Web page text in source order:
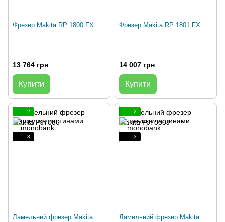
Фрезер Makita RP 1800 FX
13 764 грн
Купити
Фрезер Makita RP 1801 FX
14 007 грн
Купити
2
3
Ламельний фрезер Makita
2
3
Ламельний фрезер Makita